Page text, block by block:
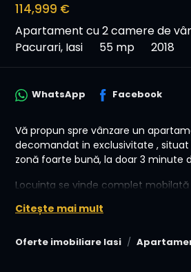
114,999 €
Apartament cu 2 camere de
Pacurari, Iasi
55 mp 2018
Oferte imobiliare Iasi
WhatsApp Facebook
Vă propun spre vânzare un
decomandat in exclusivitate ,
zonă foarte bună, la doar 3 minute
Locuința se vinde complet
realizat pe comandă, cu spații de
Citește mai mult